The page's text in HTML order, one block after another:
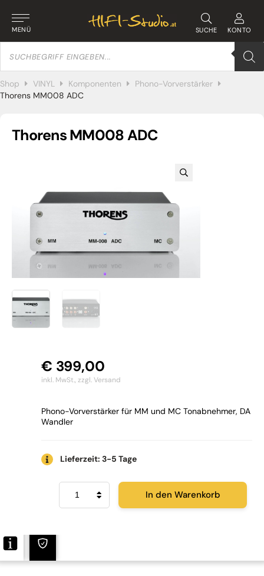
MENÜ SUCHE KONTO
Products
search
Shop VINYL Komponenten
Phono-Vorverstärker
Thorens MM008 ADC
Thorens MM008 ADC
€ 399,00
inkl. MwSt.,zzgl. Versand
Phono-Vorverstärker für MM und MC Tonabnehmer, DA
Wandler
Lieferzeit: 3-5 Tage
Thorens
MM008
ADC
In den Warenkorb